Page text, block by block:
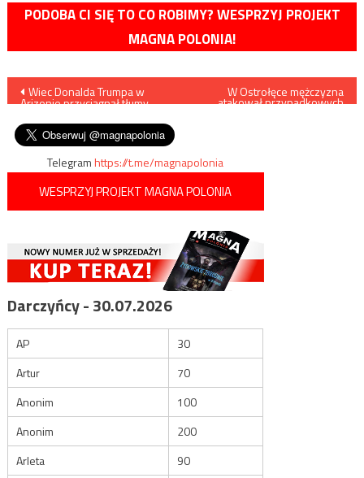
PODOBA CI SIĘ TO CO ROBIMY? WESPRZYJ PROJEKT
MAGNA POLONIA!
Nawigacja
wpisu
Wiec Donalda Trumpa w
Arizonie przyciągnął tłumy
W Ostrołęce mężczyzna
atakował przypadkowych
Telegramhttps://t.me/magnapolonia
WESPRZYJ PROJEKT MAGNA POLONIA
Darczyńcy - 30.07.2026
AP
30
Artur
70
Anonim
100
Anonim
200
Arleta
90